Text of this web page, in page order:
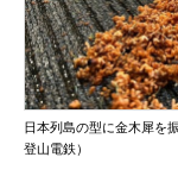
日本列島の型に金木犀を
登山電鉄）